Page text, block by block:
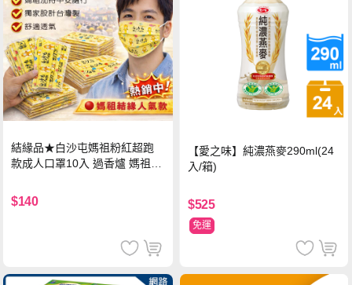
結緣品★白沙屯媽祖粉紅超跑
款成人口罩10入 過香爐 媽祖加
$140
【愛之味】純濃燕麥290ml(24
入/箱)
$525
免運